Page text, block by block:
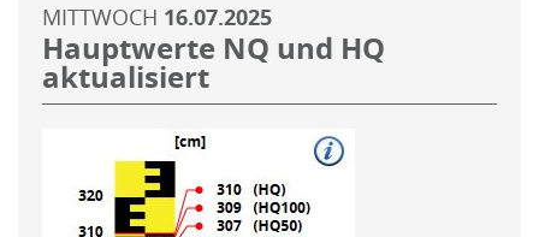
MITTWOCH 16.07.2025
Hauptwerte NQ und HQ
aktualisiert